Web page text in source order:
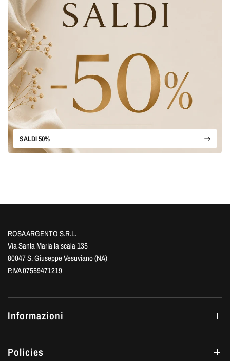
SALDI 50%
ROSA ARGENTO S.R.L.
Via Santa Maria la scala 135
80047 S. Giuseppe Vesuviano (NA)
P.IVA 07559471219
Informazioni
Policies